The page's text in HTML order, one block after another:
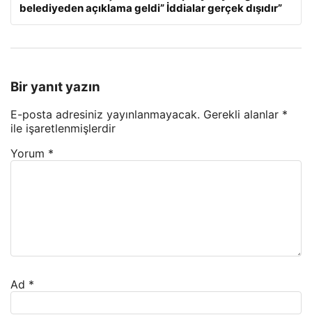
belediyeden açıklama geldi” İddialar gerçek dışıdır”
Bir yanıt yazın
E-posta adresiniz yayınlanmayacak. Gerekli alanlar *
ile işaretlenmişlerdir
Yorum *
Ad *